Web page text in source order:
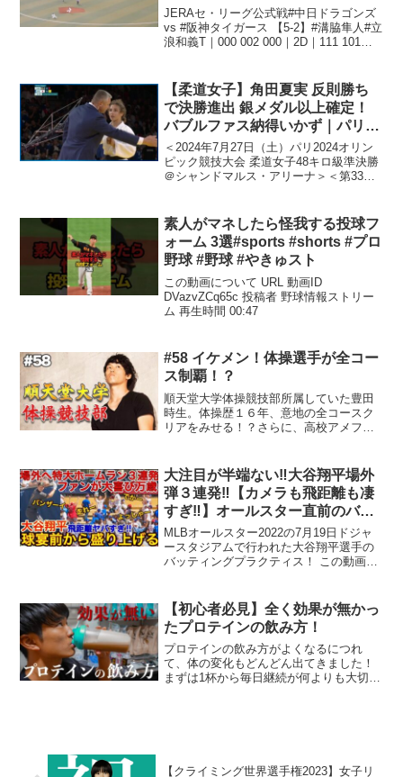
日ドラゴンズ （vs阪神）
JERAセ・リーグ公式戦#中日ドラゴンズ
vs #阪神タイガース 【5-2】#溝脇隼人#立
浪和義T｜000 002 000｜2D｜111 101
【柔道女子】角田夏実 反則勝ち
で決勝進出 銀メダル以上確定！
バブルファス納得いかず｜パリオ
リンピック 柔道女子48キロ級準
決勝
＜2024年7月27日（土）パリ2024オリン
ピック競技大会 柔道女子48キロ級準決勝
＠シャンドマルス・アリーナ＞＜第33回
に開幕する。今大会で33回目となる夏...
素人がマネしたら怪我する投球フ
ォーム 3選#sports #shorts #プロ
野球 #野球 #やきゅスト
この動画について URL 動画ID
DVazvZCq65c 投稿者 野球情報ストリー
ム 再生時間 00:47
#58 イケメン！体操選手が全コー
ス制覇！？
順天堂大学体操競技部所属していた豊田
時生。体操歴１６年、意地の全コースク
リアをみせる！？さらに、高校アメフト
たクリエイターが送る新たなスポーツエ
ンターテイメント!全世界へ...
大注目が半端ない‼︎大谷翔平場外
弾３連発‼︎【カメラも飛距離も凄
すぎ‼︎】オールスター直前のバッ
ティング練習に現れた大谷選手の
ラスト3本の特大弾にファンが万
歳！大谷劇場だった！現地7月19
MLBオールスター2022の7月19日ドジャ
ースタジアムで行われた大谷翔平選手の
バッティングプラクティス！ この動画に
【初心者必見】全く効果が無かっ
たプロテインの飲み方！
プロテインの飲み方がよくなるにつれ
て、体の変化もどんどん出てきました！
まずは1杯から毎日継続が何よりも大切！
【クライミング世界選手権2023】女子リ